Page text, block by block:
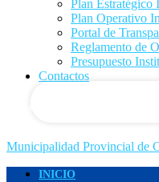
Plan Estratégico
Plan Operativo
Portal de
Reglamento de
Presupuesto
Contactos
Municipalidad Provincial de
INICIO